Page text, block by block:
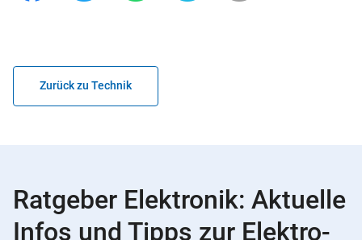
Zurück zu Technik
Ratgeber Elektronik: Aktuelle
Infos und Tipps zur Elektro-